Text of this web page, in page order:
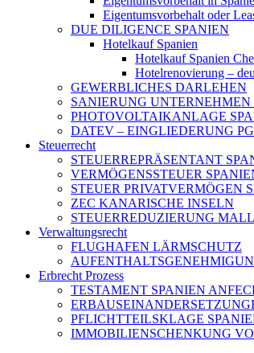
Eigentumsvorbehalt oder
DUE DILIGENCE SPANIEN
Hotelkauf Spanien
Hotelkauf Spanien
Hotelrenovierung –
GEWERBLICHES DARLEHEN
SANIERUNG UNTERNEHMEN
PHOTOVOLTAIKANLAGE
DATEV – EINGLIEDERUNG
Steuerrecht
STEUERREPRÄSENTANT
VERMÖGENSSTEUER
STEUER PRIVATVERMÖGEN
ZEC KANARISCHE INSELN
STEUERREDUZIERUNG
Verwaltungsrecht
FLUGHAFEN LÄRMSCHUTZ
Erbrecht Prozess
TESTAMENT SPANIEN
PFLICHTTEILSKLAGE
IMMOBILIENSCHENKUNG